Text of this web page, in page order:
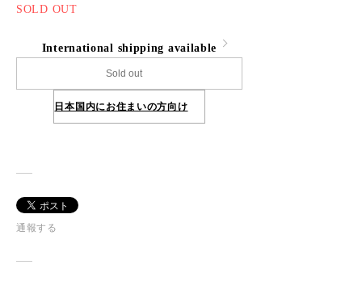
SOLD OUT
International shipping available
Sold out
日本国内にお住まいの方向け
通報する